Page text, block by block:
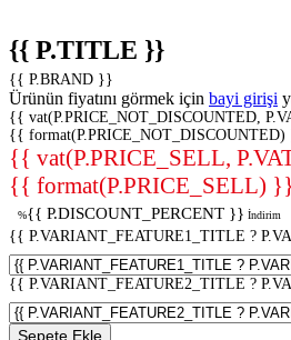
{{ P.TITLE }}
{{ P.BRAND }}
Ürünün fiyatını görmek için bayi girişi
{{ vat(P.PRICE_NOT_DISCOUNTED,
{{
{{ vat(P.PRICE_SELL,
{{ format(P.PRICE_SELL) }}
%{{ P.DISCOUNT_PERCENT }} İndirim
{{ P.VARIANT_FEATURE1_TITLE ?
{{ P.VARIANT_FEATURE2_TITLE ?
Sepete Ekle